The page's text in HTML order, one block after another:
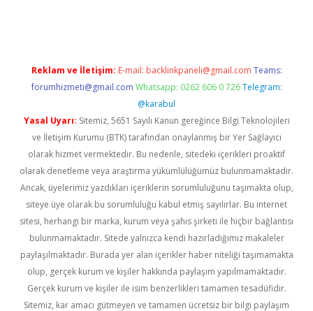
Reklam ve İletişim: E-mail: backlinkpaneli@gmail.com Teams:
forumhizmeti@gmail.com Whatsapp: 0262 606 0 726 Telegram:
@karabul
Yasal Uyarı: Sitemiz, 5651 Sayılı Kanun gereğince Bilgi Teknolojileri
ve İletişim Kurumu (BTK) tarafından onaylanmış bir Yer Sağlayıcı
olarak hizmet vermektedir. Bu nedenle, sitedeki içerikleri proaktif
olarak denetleme veya araştırma yükümlülüğümüz bulunmamaktadır.
Ancak, üyelerimiz yazdıkları içeriklerin sorumluluğunu taşımakta olup,
siteye üye olarak bu sorumluluğu kabul etmiş sayılırlar. Bu internet
sitesi, herhangi bir marka, kurum veya şahıs şirketi ile hiçbir bağlantısı
bulunmamaktadır. Sitede yalnızca kendi hazırladığımız makaleler
paylaşılmaktadır. Burada yer alan içerikler haber niteliği taşımamakta
olup, gerçek kurum ve kişiler hakkında paylaşım yapılmamaktadır.
Gerçek kurum ve kişiler ile isim benzerlikleri tamamen tesadüfidir.
Sitemiz, kar amacı gütmeyen ve tamamen ücretsiz bir bilgi paylaşım